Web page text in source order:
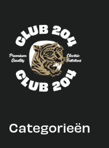
Categorieën